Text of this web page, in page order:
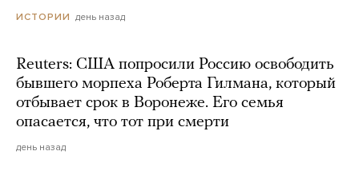
ИСТОРИИ день назад
Reuters: США попросили Россию освободить
бывшего морпеха Роберта Гилмана, который
отбывает срок в Воронеже. Его семья
опасается, что тот при смерти
день назад